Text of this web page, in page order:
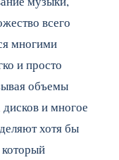
всего
многими
и просто
объемы
и многое
хотя бы